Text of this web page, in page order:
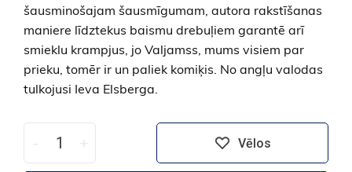
šausminošajam šausmīgumam, autora rakstīšanas
maniere līdztekus baismu drebuļiem garantē arī
smieklu krampjus, jo Valjamss, mums visiem par
prieku, tomēr ir un paliek komiķis. No angļu valodas
tulkojusi Ieva Elsberga.
- + Vēlos